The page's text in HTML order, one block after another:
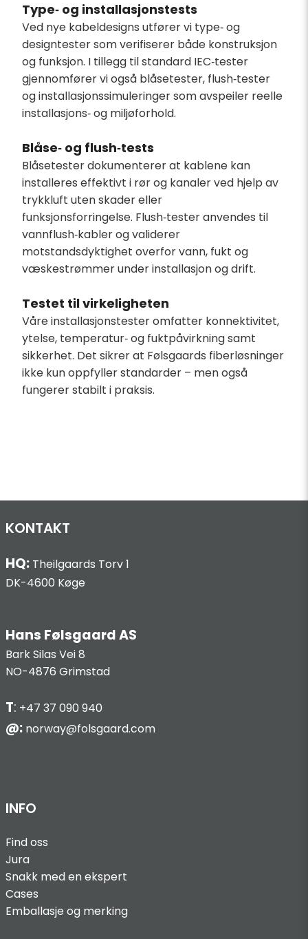
Type‑ og installasjonstests
Ved nye kabeldesigns utfører vi type‑ og
designtester som verifiserer både konstruksjon
og funksjon. I tillegg til standard IEC‑tester
gjennomfører vi også blåsetester, flush‑tester
og installasjonssimuleringer som avspeiler reelle
installasjons‑ og miljøforhold.
Blåse‑ og flush‑tests
Blåsetester dokumenterer at kablene kan
installeres effektivt i rør og kanaler ved hjelp av
trykkluft uten skader eller
funksjonsforringelse. Flush‑tester anvendes til
vannflush‑kabler og validerer
motstandsdyktighet overfor vann, fukt og
væskestrømmer under installasjon og drift.
Testet til virkeligheten
Våre installasjonstester omfatter konnektivitet,
ytelse, temperatur‑ og fuktpåvirkning samt
sikkerhet. Det sikrer at Følsgaards fiberløsninger
ikke kun oppfyller standarder – men også
fungerer stabilt i praksis.
KONTAKT
HQ: Theilgaards Torv 1
DK-4600 Køge
Hans Følsgaard AS
Bark Silas Vei 8
NO-4876 Grimstad
T: +47 37 090 940
@: norway@folsgaard.com
INFO
Find oss
Jura
Snakk med en ekspert
Cases
Emballasje og merking